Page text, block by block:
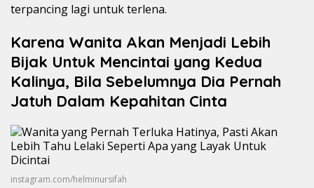
terpancing lagi untuk terlena.
Karena Wanita Akan Menjadi Lebih
Bijak Untuk Mencintai yang Kedua
Kalinya, Bila Sebelumnya Dia Pernah
Jatuh Dalam Kepahitan Cinta
instagram.com/helminursifah